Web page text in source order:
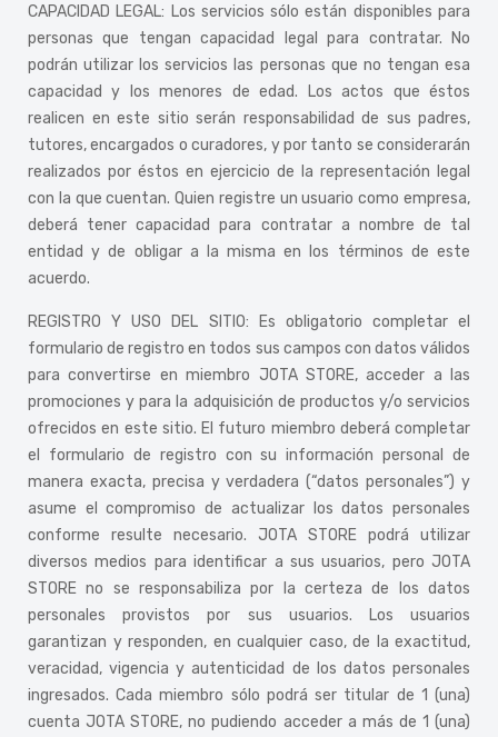
CAPACIDAD LEGAL: Los servicios sólo están disponibles para
personas que tengan capacidad legal para contratar. No
podrán utilizar los servicios las personas que no tengan esa
capacidad y los menores de edad. Los actos que éstos
realicen en este sitio serán responsabilidad de sus padres,
tutores, encargados o curadores, y por tanto se considerarán
realizados por éstos en ejercicio de la representación legal
con la que cuentan. Quien registre un usuario como empresa,
deberá tener capacidad para contratar a nombre de tal
entidad y de obligar a la misma en los términos de este
acuerdo.
REGISTRO Y USO DEL SITIO: Es obligatorio completar el
formulario de registro en todos sus campos con datos válidos
para convertirse en miembro JOTA STORE, acceder a las
promociones y para la adquisición de productos y/o servicios
ofrecidos en este sitio. El futuro miembro deberá completar
el formulario de registro con su información personal de
manera exacta, precisa y verdadera (“datos personales”) y
asume el compromiso de actualizar los datos personales
conforme resulte necesario. JOTA STORE podrá utilizar
diversos medios para identificar a sus usuarios, pero JOTA
STORE no se responsabiliza por la certeza de los datos
personales provistos por sus usuarios. Los usuarios
garantizan y responden, en cualquier caso, de la exactitud,
veracidad, vigencia y autenticidad de los datos personales
ingresados. Cada miembro sólo podrá ser titular de 1 (una)
cuenta JOTA STORE, no pudiendo acceder a más de 1 (una)